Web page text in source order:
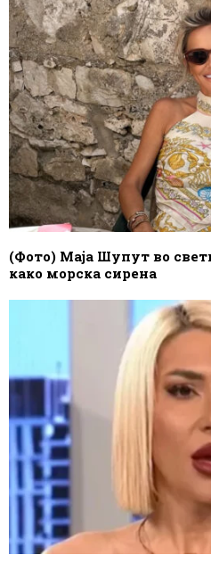
(Фото) Маја Шупут во
како морска сирена